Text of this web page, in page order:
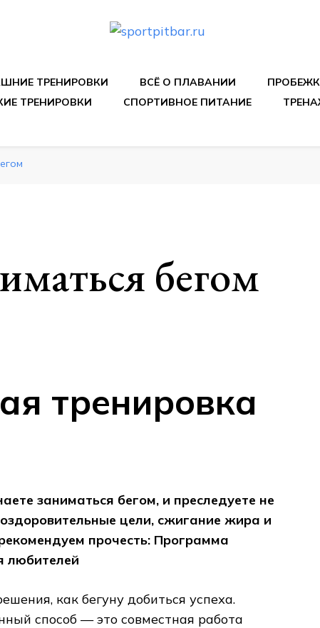
ТРЕНИРОВКИ ВСЁ О ПЛАВАНИИ
ТРЕНИРОВКИ СПОРТИВНОЕ ПИТАНИЕ
бегом
тренировка
заниматься бегом, и преследуете не
цели, сжигание жира и
прочесть: Программа
любителей
как бегуну добиться успеха.
способ — это совместная работа